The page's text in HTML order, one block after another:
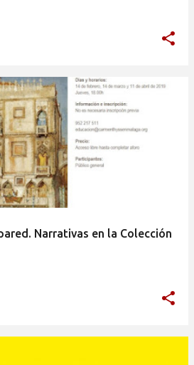
Narrativas en la Colección